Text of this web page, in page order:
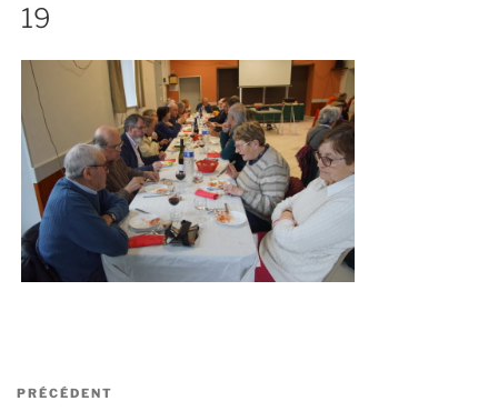
19
Navigation
Article
PRÉCÉDENT